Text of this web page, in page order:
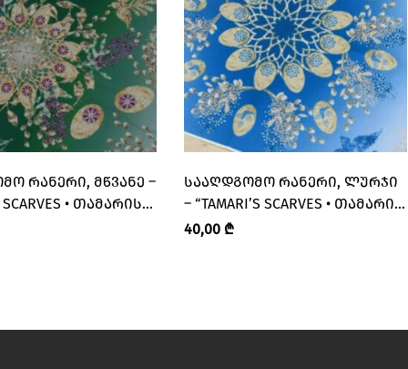
ᲠᲐᲜᲔᲠᲘ, ᲛᲬᲕᲐᲜᲔ –
SCARVES • ᲗᲐᲛᲐᲠᲘᲡ
ᲡᲐᲐᲦᲓᲒᲝᲛᲝ ᲠᲐᲜᲔᲠᲘ, ᲚᲣᲠᲯᲘ
– “TAMARI’S SCARVES • ᲗᲐᲛᲐᲠᲘᲡ
ᲨᲐᲠᲤᲔᲑᲘ”
40,00 ₾